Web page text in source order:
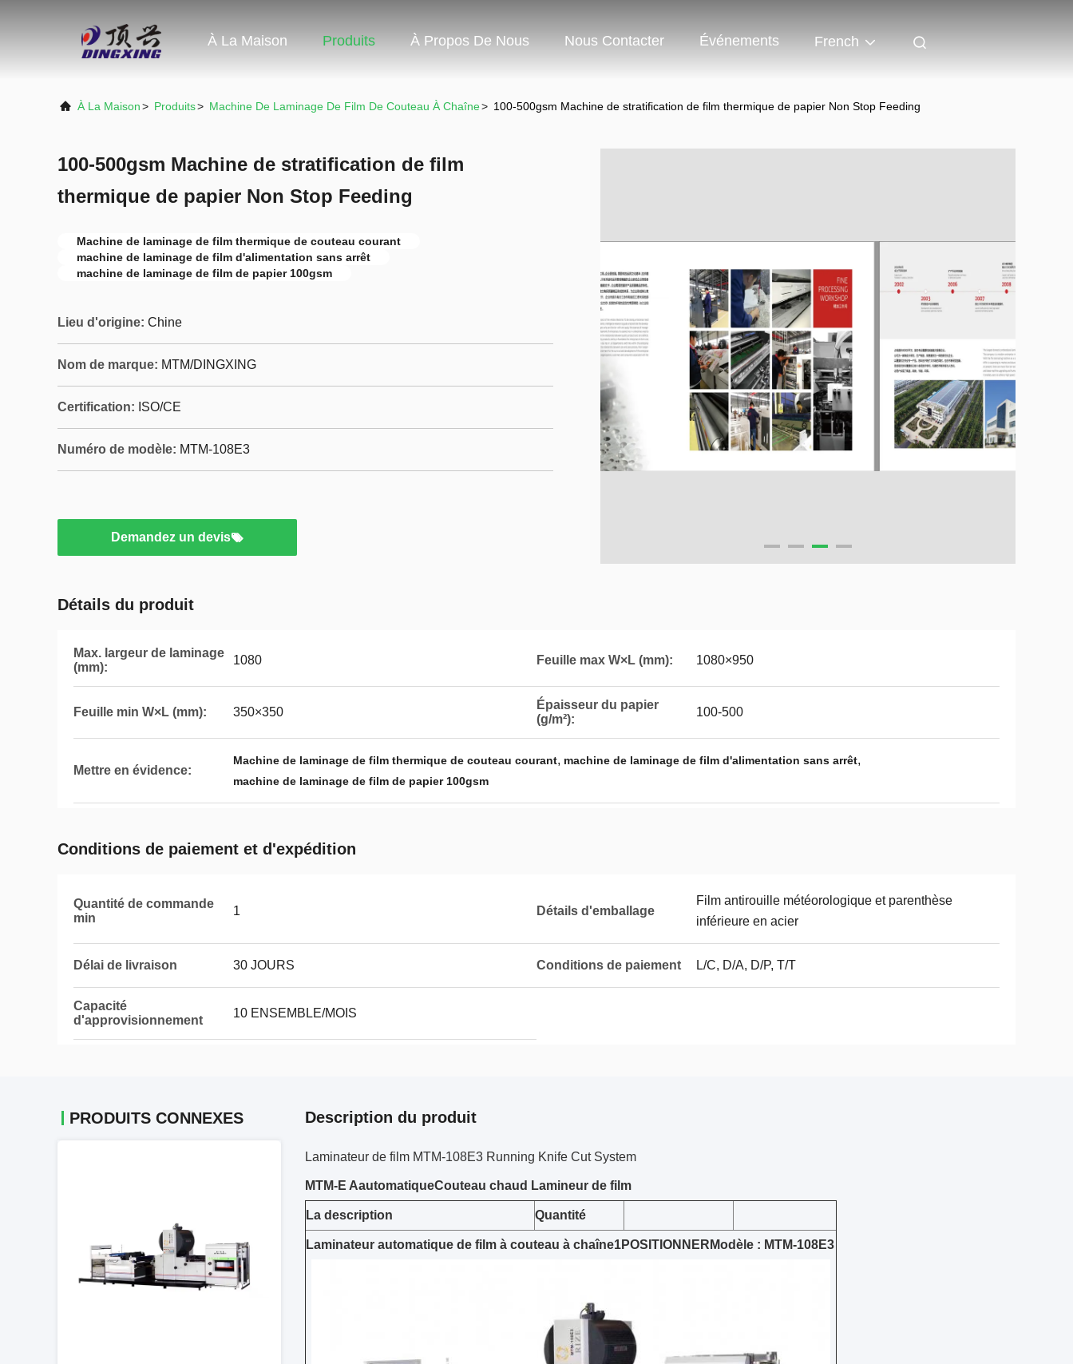
À La Maison Produits À Propos De Nous Nous Contacter Événements French
À La Maison> Produits> Machine De Laminage De Film De Couteau À Chaîne> 100-500gsm Machine de stratification de film thermique de papier Non Stop Feeding
100-500gsm Machine de stratification de film
thermique de papier Non Stop Feeding
Machine de laminage de film thermique de couteau courant
machine de laminage de film d'alimentation sans arrêt
machine de laminage de film de papier 100gsm
Lieu d'origine: Chine
Nom de marque: MTM/DINGXING
Certification: ISO/CE
Numéro de modèle: MTM-108E3
Demandez un devis
Détails du produit
Max. largeur de laminage
(mm):
1080 Feuille max W×L (mm): 1080×950
Feuille min W×L (mm): 350×350
Épaisseur du papier
(g/m²):
100-500
Mettre en évidence:
Machine de laminage de film thermique de couteau courant, machine de laminage de film d'alimentation sans arrêt,
machine de laminage de film de papier 100gsm
Conditions de paiement et d'expédition
Quantité de commande
min
1 Détails d'emballage
Film antirouille météorologique et parenthèse
inférieure en acier
Délai de livraison 30 JOURS Conditions de paiement L/C, D/A, D/P, T/T
Capacité
d'approvisionnement
10 ENSEMBLE/MOIS
PRODUITS CONNEXES Description du produit
Laminateur de film MTM-108E3 Running Knife Cut System
MTM-E AautomatiqueCouteau chaud Lamineur de film
La description Quantité
Laminateur automatique de film à couteau à chaîne1POSITIONNER Modèle : MTM-108E3